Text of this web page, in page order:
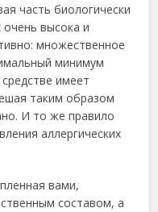
часть биологически
высока и
множественное
минимум
имеет
таким образом
И то же правило
аллергических
вами,
составом, а